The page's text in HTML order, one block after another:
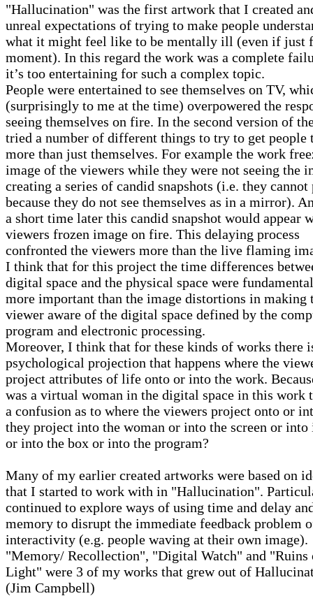
"Hallucination" was the first artwork that I created
unreal expectations of trying to make people
what it might feel like to be mentally ill (even if just
moment). In this regard the work was a complete
it’s too entertaining for such a complex topic.
People were entertained to see themselves on TV,
(surprisingly to me at the time) overpowered the
seeing themselves on fire. In the second version of
tried a number of different things to try to get people
more than just themselves. For example the work
image of the viewers while they were not seeing the
creating a series of candid snapshots (i.e. they cannot
because they do not see themselves as in a mirror).
a short time later this candid snapshot would appear
viewers frozen image on fire. This delaying process
confronted the viewers more than the live flaming
I think that for this project the time differences
digital space and the physical space were
more important than the image distortions in making
viewer aware of the digital space defined by the
program and electronic processing.
Moreover, I think that for these kinds of works there
psychological projection that happens where the
project attributes of life onto or into the work.
was a virtual woman in the digital space in this work
a confusion as to where the viewers project onto or
they project into the woman or into the screen or into
or into the box or into the program?
Many of my earlier created artworks were based on
that I started to work with in "Hallucination".
continued to explore ways of using time and delay
memory to disrupt the immediate feedback problem
interactivity (e.g. people waving at their own image).
"Memory/ Recollection", "Digital Watch" and "Ruins
Light" were 3 of my works that grew out of
(Jim Campbell)